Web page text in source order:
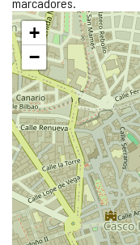
Pular
mapa
+
−